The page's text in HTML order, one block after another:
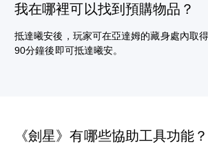
我在哪裡可以找到預購物品？
抵達曦安後，玩家可在亞達姆的藏身處內取
90分鐘後即可抵達曦安。
《劍星》有哪些協助工具功能？